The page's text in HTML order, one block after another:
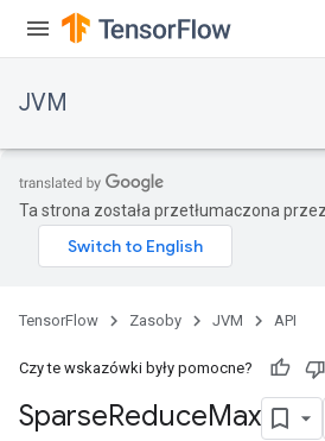
JVM
Ta strona została przetłumaczona przez
TensorFlow Zasoby JVM API
Czy te wskazówki były pomocne?
SparseReduceMax